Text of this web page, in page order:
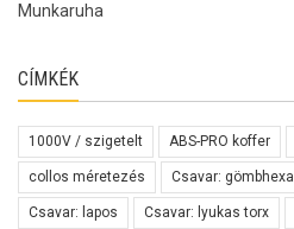
Munkaruha
CÍMKÉK
1000V / szigetelt ABS-PRO koffer
collos méretezés Csavar: gömbhexa
Csavar: lapos Csavar: lyukas torx